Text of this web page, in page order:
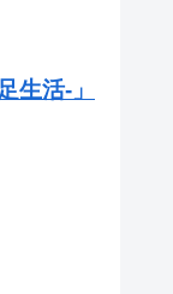
生活-」